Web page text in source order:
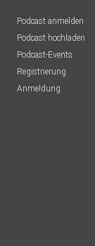
Podcast anmelden
Podcast hochladen
Podcast-Events
Registrierung
Anmeldung